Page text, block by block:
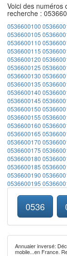
Voici des numéros
recherche :
0536600100
0536600105
0536600110
0536600115
0536600120
0536600125
0536600130
0536600135
0536600140
0536600145
0536600150
0536600155
0536600160
0536600165
0536600170
0536600175
0536600180
0536600185
0536600190
0536600195
0536
Annuaier inversé:
mobile...en France.